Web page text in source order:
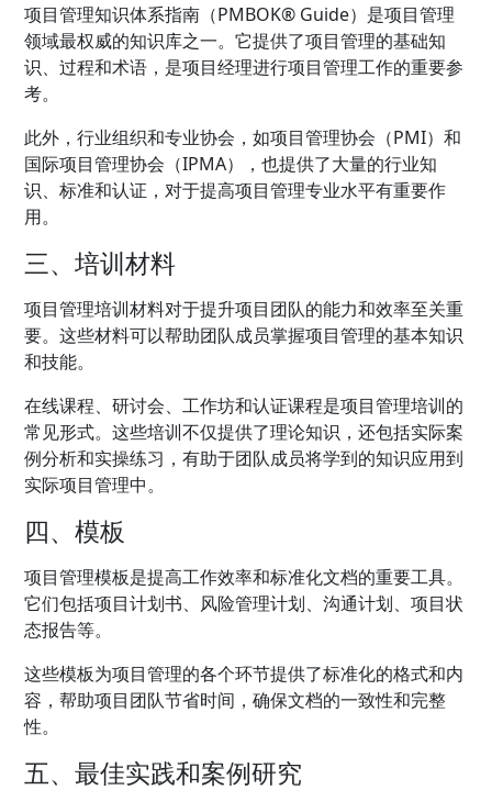
项目管理知识体系指南（PMBOK® Guide）是项目管理
领域最权威的知识库之一。它提供了项目管理的基础知
识、过程和术语，是项目经理进行项目管理工作的重要参
考。
此外，行业组织和专业协会，如项目管理协会（PMI）和
国际项目管理协会（IPMA），也提供了大量的行业知
识、标准和认证，对于提高项目管理专业水平有重要作
用。
三、培训材料
项目管理培训材料对于提升项目团队的能力和效率至关重
要。这些材料可以帮助团队成员掌握项目管理的基本知识
和技能。
在线课程、研讨会、工作坊和认证课程是项目管理培训的
常见形式。这些培训不仅提供了理论知识，还包括实际案
例分析和实操练习，有助于团队成员将学到的知识应用到
实际项目管理中。
四、模板
项目管理模板是提高工作效率和标准化文档的重要工具。
它们包括项目计划书、风险管理计划、沟通计划、项目状
态报告等。
这些模板为项目管理的各个环节提供了标准化的格式和内
容，帮助项目团队节省时间，确保文档的一致性和完整
性。
五、最佳实践和案例研究